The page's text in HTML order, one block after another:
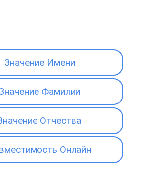
Значение Имени
Значение Фамилии
Отчества
Онлайн